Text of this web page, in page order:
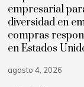
empresarial
diversidad en
compras
en Estados
agosto 4, 2026